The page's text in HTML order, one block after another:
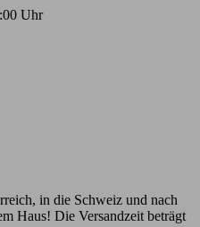
Uhr
in die Schweiz und nach
Haus! Die Versandzeit beträgt